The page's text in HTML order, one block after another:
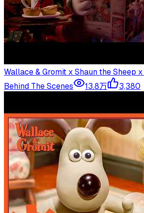
Wallace & Gromit x Shaun the Sheep
Behind The Scenes
13.8万 3,380